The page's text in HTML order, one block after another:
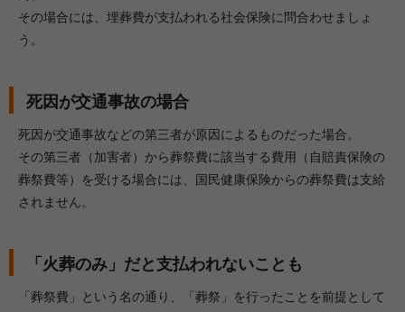
その場合には、埋葬費が支払われる社会保険に問合わせましょ
う。
死因が交通事故の場合
死因が交通事故などの第三者が原因によるものだった場合。
その第三者（加害者）から葬祭費に該当する費用（自賠責保険の
葬祭費等）を受ける場合には、国民健康保険からの葬祭費は支給
されません。
「火葬のみ」だと支払われないことも
「葬祭費」という名の通り、「葬祭」を行ったことを前提として